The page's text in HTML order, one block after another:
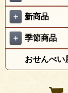
＋ 新商品
＋ 季節商品
おせんべい